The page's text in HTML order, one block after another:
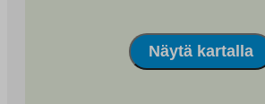
Näytä kartalla